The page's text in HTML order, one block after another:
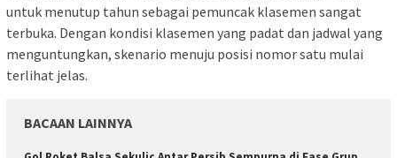
untuk menutup tahun sebagai pemuncak klasemen sangat
terbuka. Dengan kondisi klasemen yang padat dan jadwal yang
menguntungkan, skenario menuju posisi nomor satu mulai
terlihat jelas.
BACAAN LAINNYA